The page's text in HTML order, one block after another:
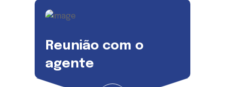
Reunião com o
agente